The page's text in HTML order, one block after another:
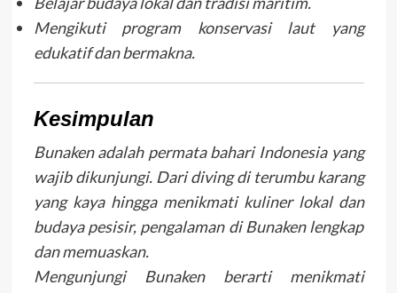
Mengikuti program konservasi laut yang
edukatif dan bermakna.
Kesimpulan
Bunaken adalah permata bahari Indonesia yang
wajib dikunjungi. Dari diving di terumbu karang
yang kaya hingga menikmati kuliner lokal dan
budaya pesisir, pengalaman di Bunaken lengkap
dan memuaskan.
Mengunjungi Bunaken berarti menikmati